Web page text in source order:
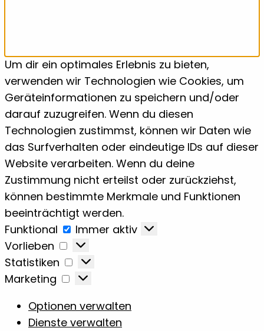
Um dir ein optimales Erlebnis zu bieten,
verwenden wir Technologien wie Cookies, um
Geräteinformationen zu speichern und/oder
darauf zuzugreifen. Wenn du diesen
Technologien zustimmst, können wir Daten wie
das Surfverhalten oder eindeutige IDs auf dieser
Website verarbeiten. Wenn du deine
Zustimmung nicht erteilst oder zurückziehst,
können bestimmte Merkmale und Funktionen
beeinträchtigt werden.
Funktional
Funktional
Immer aktiv
Vorlieben
Vorlieben
Statistiken
Statistiken
Marketing
Marketing
Optionen verwalten
Dienste verwalten